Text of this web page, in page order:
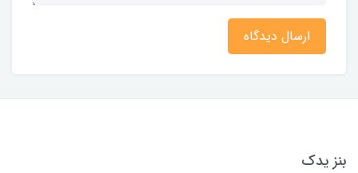
ارسال دیدگاه
بنز یدک